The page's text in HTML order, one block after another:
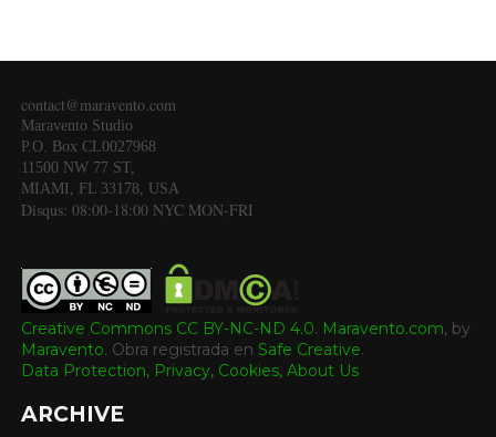
contact@maravento.com
Maravento Studio
P.O. Box CL0027968
11500 NW 77 ST,
MIAMI, FL 33178, USA
Disqus: 08:00-18:00 NYC MON-FRI
Creative Commons CC BY-NC-ND 4.0. Maravento.com, by
Maravento. Obra registrada en Safe Creative.
Data Protection, Privacy, Cookies, About Us
ARCHIVE